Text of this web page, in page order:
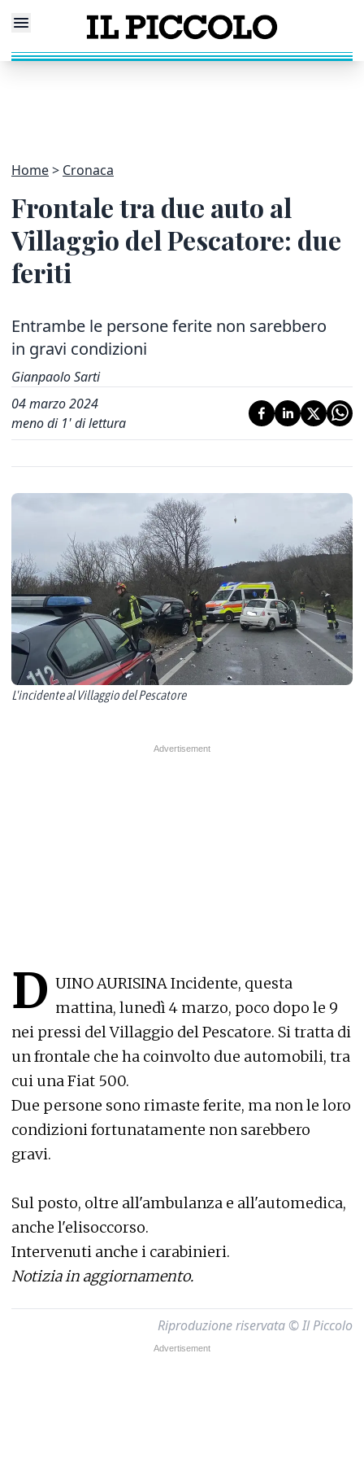
Home Cronaca
Frontale tra due auto al
Villaggio del Pescatore: due
feriti
Entrambe le persone ferite non sarebbero
in gravi condizioni
Gianpaolo Sarti
04 marzo 2024
meno di 1' di lettura
L'incidente al Villaggio del Pescatore
D UINO AURISINA Incidente, questa
mattina, lunedì 4 marzo, poco dopo le 9
nei pressi del Villaggio del Pescatore. Si tratta di
un frontale che ha coinvolto due automobili, tra
cui una Fiat 500.
Due persone sono rimaste ferite, ma non le loro
condizioni fortunatamente non sarebbero
gravi.
Sul posto, oltre all'ambulanza e all'automedica,
anche l'elisoccorso.
Intervenuti anche i carabinieri.
Notizia in aggiornamento.
Riproduzione riservata © Il Piccolo